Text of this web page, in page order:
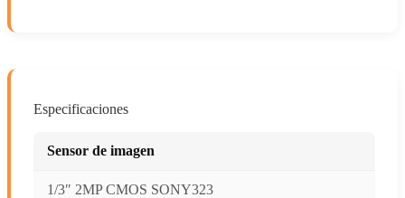
Especificaciones
Sensor de imagen
1/3″ 2MP CMOS SONY323